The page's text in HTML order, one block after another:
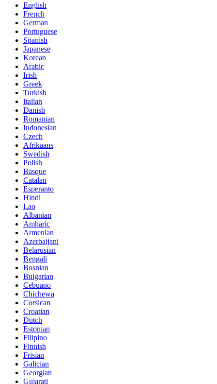
English
French
German
Portuguese
Spanish
Japanese
Korean
Arabic
Irish
Greek
Turkish
Italian
Danish
Romanian
Indonesian
Czech
Afrikaans
Swedish
Polish
Basque
Catalan
Esperanto
Hindi
Lao
Albanian
Amharic
Armenian
Azerbaijani
Belarusian
Bengali
Bosnian
Bulgarian
Cebuano
Chichewa
Corsican
Croatian
Dutch
Estonian
Filipino
Finnish
Frisian
Galician
Georgian
Gujarati